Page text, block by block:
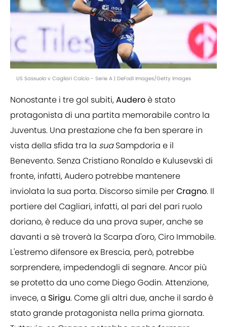
US Sassuolo v Cagliari Calcio - Serie A | DeFodi Images/Getty Images
Nonostante i tre gol subiti,Auderoè stato
protagonista di una partita memorabile contro la
Juventus. Una prestazione che fa ben sperare in
vista della sfida tra la suaSampdoria e il
Benevento. Senza Cristiano Ronaldo e Kulusevski di
fronte, infatti, Audero potrebbe mantenere
inviolata la sua porta. Discorso simile perCragno. Il
portiere del Cagliari, infatti, al pari del pari ruolo
doriano, è reduce da una prova super, anche se
davanti a sè troverà la Scarpa d'oro, Ciro Immobile.
L'estremo difensore ex Brescia, però, potrebbe
sorprendere, impedendogli di segnare. Ancor più
se protetto da uno come Diego Godin. Attenzione,
invece, a Sirigu. Come gli altri due, anche il sardo è
stato grande protagonista nella prima giornata.